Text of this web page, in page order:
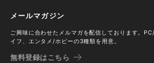
メールマガジン
ご興味に合わせたメルマガを配信しております。
イフ、エンタメ/ホビーの3種類を用意。
無料登録はこちら